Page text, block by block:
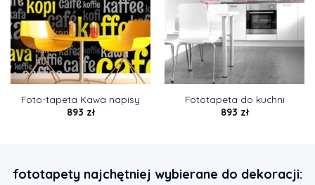
Foto-tapeta Kawa napisy
893 zł
Fototapeta do kuchni
893 zł
fototapety najchętniej wybierane do dekoracji: